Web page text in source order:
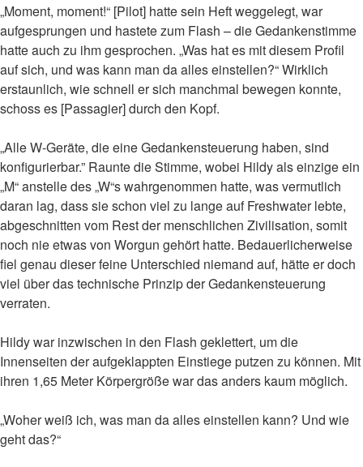
„Moment, moment!“ [Pilot] hatte sein Heft weggelegt, war
aufgesprungen und hastete zum Flash – die Gedankenstimme
hatte auch zu ihm gesprochen. „Was hat es mit diesem Profil
auf sich, und was kann man da alles einstellen?“ Wirklich
erstaunlich, wie schnell er sich manchmal bewegen konnte,
schoss es [Passagier] durch den Kopf.
„Alle W-Geräte, die eine Gedankensteuerung haben, sind
konfigurierbar.” Raunte die Stimme, wobei Hildy als einzige ein
„M“ anstelle des „W“s wahrgenommen hatte, was vermutlich
daran lag, dass sie schon viel zu lange auf Freshwater lebte,
abgeschnitten vom Rest der menschlichen Zivilisation, somit
noch nie etwas von Worgun gehört hatte. Bedauerlicherweise
fiel genau dieser feine Unterschied niemand auf, hätte er doch
viel über das technische Prinzip der Gedankensteuerung
verraten.
Hildy war inzwischen in den Flash geklettert, um die
Innenseiten der aufgeklappten Einstiege putzen zu können. Mit
ihren 1,65 Meter Körpergröße war das anders kaum möglich.
„Woher weiß ich, was man da alles einstellen kann? Und wie
geht das?“